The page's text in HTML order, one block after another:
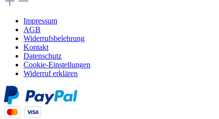
Impressum
AGB
Widerrufsbelehrung
Kontakt
Datenschutz
Cookie-Einstellungen
Widerruf erklären